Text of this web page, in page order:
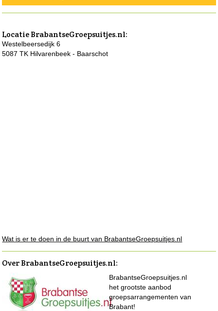
LocatieBrabantseGroepsuitjes.nl:
Westelbeersedijk 6
5087 TK Hilvarenbeek - Baarschot
Wat is er te doen in de buurt van BrabantseGroepsuitjes.nl
Over BrabantseGroepsuitjes.nl:
BrabantseGroepsuitjes.nl
het grootste aanbod
groepsarrangementen van
Brabant!